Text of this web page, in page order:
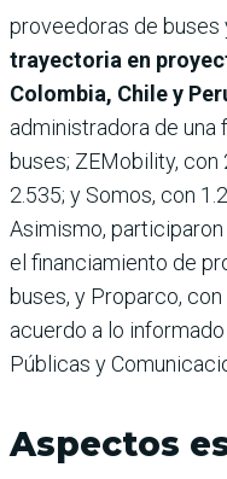
proveedoras de buses
trayectoria en
Colombia, Chile y
administradora de una
buses; ZEMobility, con
2.535; y Somos, con
Asimismo,
el financiamiento de
buses, y Proparco,
acuerdo a lo
Públicas y
Aspectos